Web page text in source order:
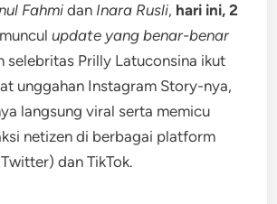
Fahmi dan Inara Rusli, hari ini, 2
update yang benar-benar
selebritas Prilly Latuconsina ikut
unggahan Instagram Story-nya,
langsung viral serta memicu
netizen di berbagai platform
dan TikTok.